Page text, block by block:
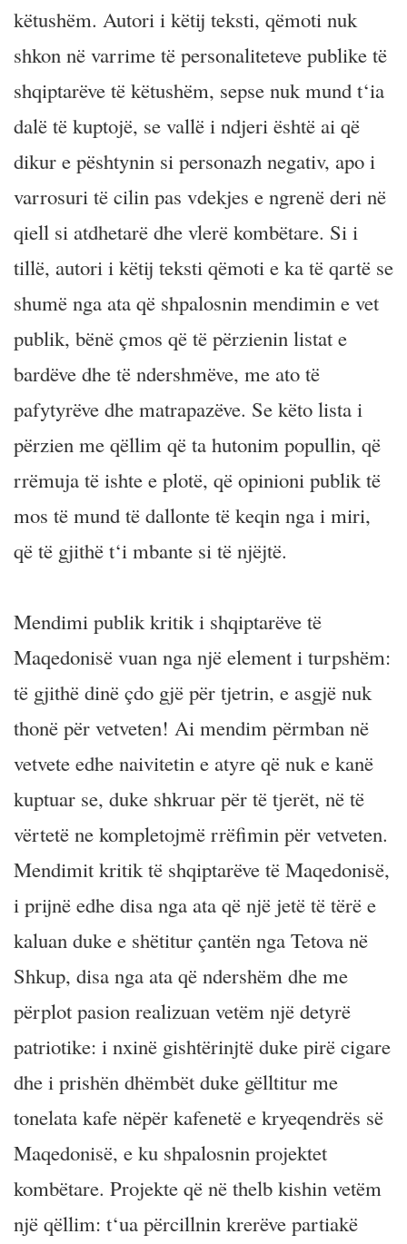
këtushëm. Autori i këtij teksti, qëmoti nuk
shkon në varrime të personaliteteve publike të
shqiptarëve të këtushëm, sepse nuk mund t‘ia
dalë të kuptojë, se vallë i ndjeri është ai që
dikur e pështynin si personazh negativ, apo i
varrosuri të cilin pas vdekjes e ngrenë deri në
qiell si atdhetarë dhe vlerë kombëtare. Si i
tillë, autori i këtij teksti qëmoti e ka të qartë se
shumë nga ata që shpalosnin mendimin e vet
publik, bënë çmos që të përzienin listat e
bardëve dhe të ndershmëve, me ato të
pafytyrëve dhe matrapazëve. Se këto lista i
përzien me qëllim që ta hutonim popullin, që
rrëmuja të ishte e plotë, që opinioni publik të
mos të mund të dallonte të keqin nga i miri,
që të gjithë t‘i mbante si të njëjtë.
Mendimi publik kritik i shqiptarëve të
Maqedonisë vuan nga një element i turpshëm:
të gjithë dinë çdo gjë për tjetrin, e asgjë nuk
thonë për vetveten! Ai mendim përmban në
vetvete edhe naivitetin e atyre që nuk e kanë
kuptuar se, duke shkruar për të tjerët, në të
vërtetë ne kompletojmë rrëfimin për vetveten.
Mendimit kritik të shqiptarëve të Maqedonisë,
i prijnë edhe disa nga ata që një jetë të tërë e
kaluan duke e shëtitur çantën nga Tetova në
Shkup, disa nga ata që ndershëm dhe me
përplot pasion realizuan vetëm një detyrë
patriotike: i nxinë gishtërinjtë duke pirë cigare
dhe i prishën dhëmbët duke gëlltitur me
tonelata kafe nëpër kafenetë e kryeqendrës së
Maqedonisë, e ku shpalosnin projektet
kombëtare. Projekte që në thelb kishin vetëm
një qëllim: t‘ua përcillnin krerëve partiakë